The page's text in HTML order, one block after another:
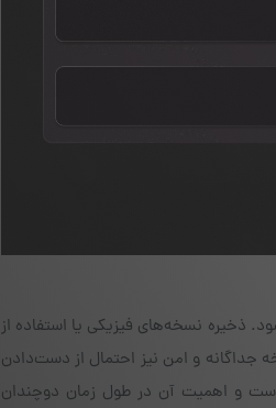
ذخیره نسخه‌های فیزیکی یا استفاده از
جداگانه و امن نیز احتمال از دست‌دادن
و اهمیت آن در طول زمان دوچندان